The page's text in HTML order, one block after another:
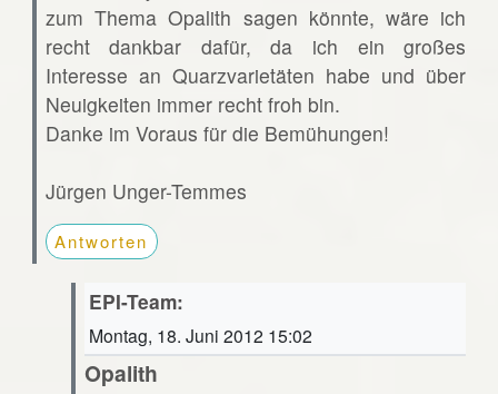
zum Thema Opalith sagen könnte, wäre ich
recht dankbar dafür, da ich ein großes
Interesse an Quarzvarietäten habe und über
Neuigkeiten immer recht froh bin.
Danke im Voraus für die Bemühungen!
Jürgen Unger-Temmes
Antworten
EPI-Team:
Montag, 18. Juni 2012 15:02
Opalith